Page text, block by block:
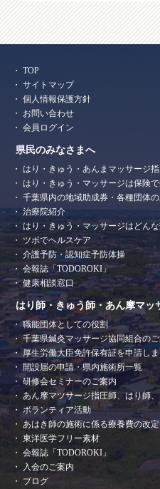
TOP
サイトマップ
個人情報保護方針
お問い合わせ
会員ログイン
県民のみなさまへ
はり・きゅう・あんまマッサージ指
はり・きゅう・マッサージは保険
千葉県内の地域助成券・各種団体
治療院紹介
はり・きゅう・マッサージはどん
ツボでヘルスケア
介護予防・認知症予防体操
会報誌「TODOROKI」
健康相談窓口
はり師・きゅう師・あん摩マッ
職能団体としての役割
千葉県鍼灸マッサージ協同組合の
厚生労働大臣免許保有証を申請し
開設届の申請・県内施術所一覧
研修会セミナーのご案内
あん摩マツサージ指圧師、はり師
ボランティア活動
あはき師の施術に係る療養費の改
東洋医学フリー素材
会報誌「TODOROKI」
入会のご案内
ブログ